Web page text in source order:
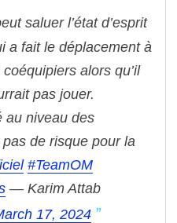
saluer l’état d’esprit
a fait le déplacement à
alors qu’il
pas jouer.
au niveau des
de risque pour la
#TeamOM
— Karim Attab
17, 2024